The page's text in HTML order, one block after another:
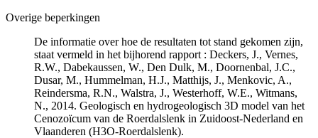
Overige beperkingen
De informatie over hoe de resultaten tot stand gekomen zijn,
staat vermeld in het bijhorend rapport : Deckers, J., Vernes,
R.W., Dabekaussen, W., Den Dulk, M., Doornenbal, J.C.,
Dusar, M., Hummelman, H.J., Matthijs, J., Menkovic, A.,
Reindersma, R.N., Walstra, J., Westerhoff, W.E., Witmans,
N., 2014. Geologisch en hydrogeologisch 3D model van het
Cenozoïcum van de Roerdalslenk in Zuidoost-Nederland en
Vlaanderen (H3O-Roerdalslenk).